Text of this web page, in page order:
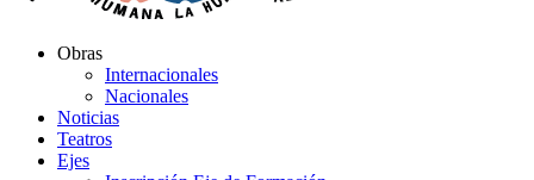
Obras
Internacionales
Nacionales
Noticias
Teatros
Ejes